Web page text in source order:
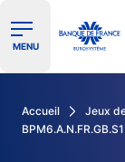
Ouvrir le
MENU
Accueil Jeux